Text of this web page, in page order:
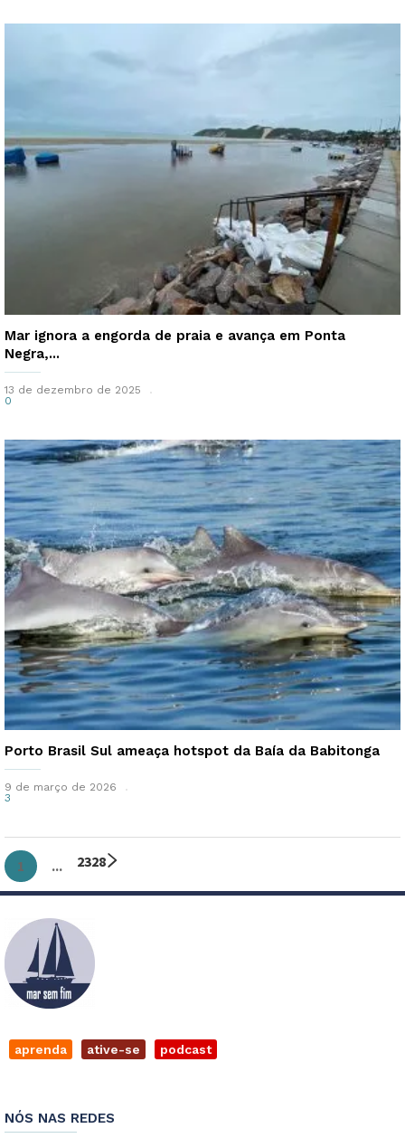
Mar ignora a engorda de praia e avança em Ponta
Negra,...
13 de dezembro de 2025
0
Porto Brasil Sul ameaça hotspot da Baía da Babitonga
9 de março de 2026
3
1 23
... 28
aprenda ative-se podcast
NÓS NAS REDES